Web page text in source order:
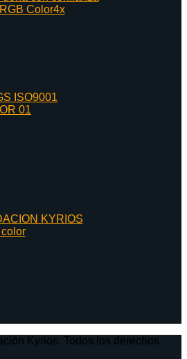
Kyrios. Todos los derechos